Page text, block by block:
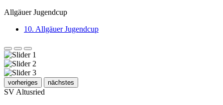
Allgäuer Jugendcup
10. Allgäuer Jugendcup
vorheriges nächstes
SV Altusried